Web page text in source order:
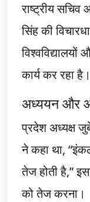
राष्ट्रीय
सिंह की
विश्वविद्यालयों
कार्य कर रहा है।
अध्ययन और
प्रदेश अध्यक्ष
ने कहा था,
तेज होती है,”
को तेज करना।